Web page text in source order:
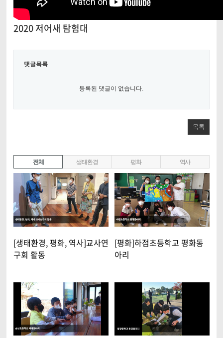
2020 저어새 탐험대
댓글목록
등록된 댓글이 없습니다.
목록
전체 생태환경 평화 역사
[생태환경, 평화, 역사]교사연
구회 활동
[평화]하점초등학교 평화동
아리